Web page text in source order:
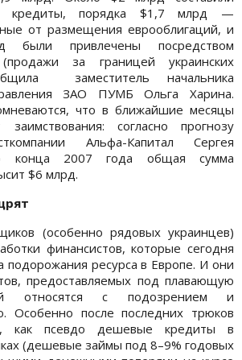
кредиты, порядка $1,7 млрд —
от размещения еврооблигаций, и
привлечены посредством
за границей украинских
заместитель начальника
ЗАО ПУМБ Ольга Харина.
что в ближайшие месяцы
согласно прогнозу
Альфа-Капитал Сергея
конца 2007 года общая сумма
$6 млрд.
(особенно рядовых украинцев)
финансистов, которые сегодня
подорожания ресурса в Европе. И они
предоставляемых под плавающую
относятся с подозрением и
Особенно после последних трюков
как псевдо дешевые кредиты в
(дешевые займы под 8–9% годовых